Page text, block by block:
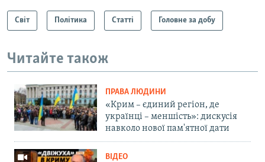
Світ Політика Статті Головне за добу
Читайте також
ПРАВА ЛЮДИНИ
«Крим – єдиний регіон, де
українці – меншість»: дискусія
навколо нової пам'ятної дати
ВІДЕО